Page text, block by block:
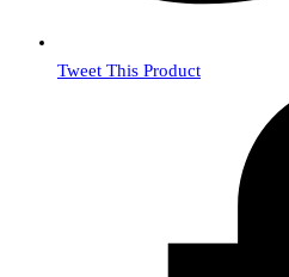
Tweet This Product